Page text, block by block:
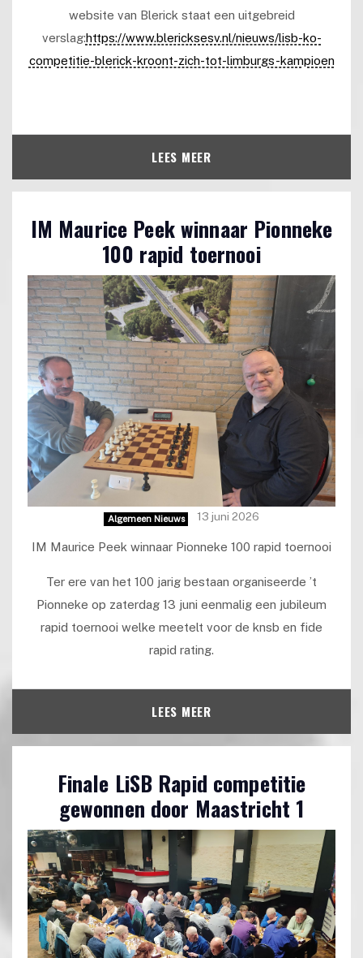
website van Blerick staat een uitgebreid
verslag:https://www.blericksesv.nl/nieuws/lisb-ko-
competitie-blerick-kroont-zich-tot-limburgs-kampioen
LEES MEER
IM Maurice Peek winnaar Pionneke
100 rapid toernooi
Algemeen Nieuws 13 juni 2026
IM Maurice Peek winnaar Pionneke 100 rapid toernooi
Ter ere van het 100 jarig bestaan organiseerde ’t
Pionneke op zaterdag 13 juni eenmalig een jubileum
rapid toernooi welke meetelt voor de knsb en fide
rapid rating.
LEES MEER
Finale LiSB Rapid competitie
gewonnen door Maastricht 1